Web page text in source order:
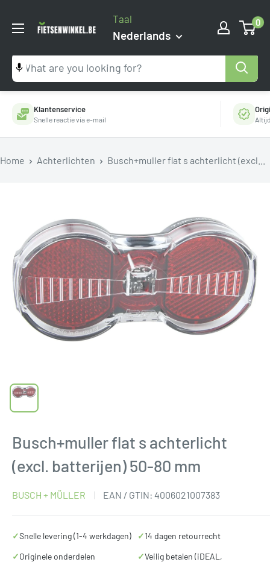
naar
Fietsenwinkel.be
Taal
Nederlands
0
Klantenservice
Snelle reactie via e-mail
Home Achterlichten Busch+muller flat s achterlicht (excl...
Busch+muller flat s achterlicht
(excl. batterijen) 50-80 mm
BUSCH + MÜLLER EAN / GTIN: 4006021007383
✓Snelle levering (1-4 werkdagen) ✓14 dagen retourrecht
✓Originele onderdelen ✓Veilig betalen (iDEAL,